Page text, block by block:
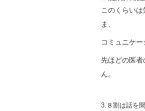
このくらい
ま、
コミュニケー
先ほどの医
ん。
3.８割は話を聞